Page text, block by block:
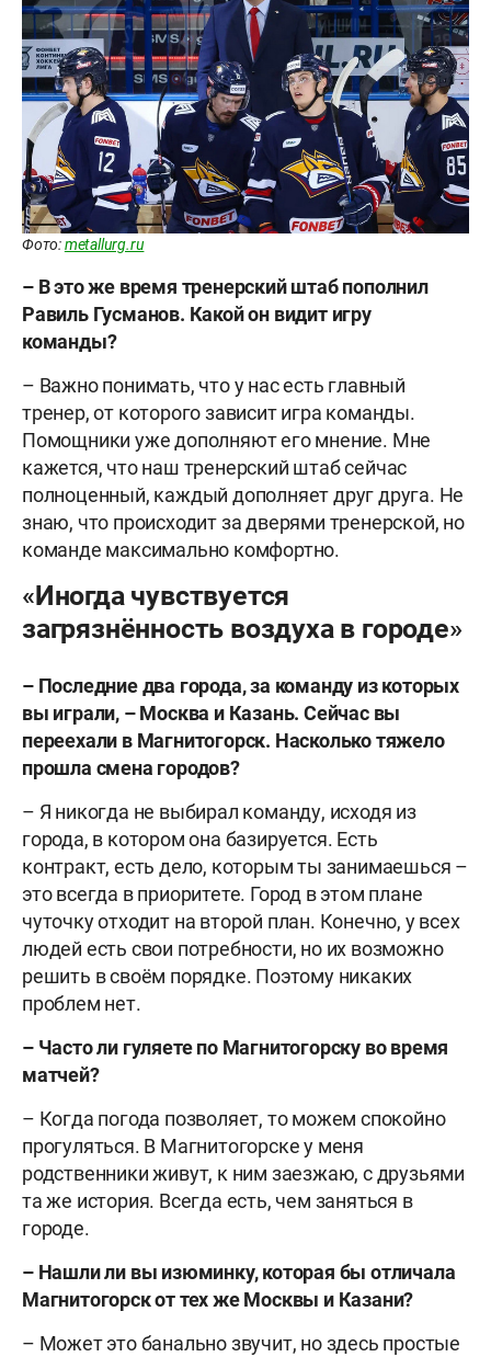
Фото:metallurg.ru
– В это же время тренерский штаб пополнил
Равиль Гусманов. Какой он видит игру
команды?
– Важно понимать, что у нас есть главный
тренер, от которого зависит игра команды.
Помощники уже дополняют его мнение. Мне
кажется, что наш тренерский штаб сейчас
полноценный, каждый дополняет друг друга. Не
знаю, что происходит за дверями тренерской, но
команде максимально комфортно.
«Иногда чувствуется
загрязнённость воздуха в городе»
– Последние два города, за команду из которых
вы играли, – Москва и Казань. Сейчас вы
переехали в Магнитогорск. Насколько тяжело
прошла смена городов?
– Я никогда не выбирал команду, исходя из
города, в котором она базируется. Есть
контракт, есть дело, которым ты занимаешься –
это всегда в приоритете. Город в этом плане
чуточку отходит на второй план. Конечно, у всех
людей есть свои потребности, но их возможно
решить в своём порядке. Поэтому никаких
проблем нет.
– Часто ли гуляете по Магнитогорску во время
матчей?
– Когда погода позволяет, то можем спокойно
прогуляться. В Магнитогорске у меня
родственники живут, к ним заезжаю, с друзьями
та же история. Всегда есть, чем заняться в
городе.
– Нашли ли вы изюминку, которая бы отличала
Магнитогорск от тех же Москвы и Казани?
– Может это банально звучит, но здесь простые